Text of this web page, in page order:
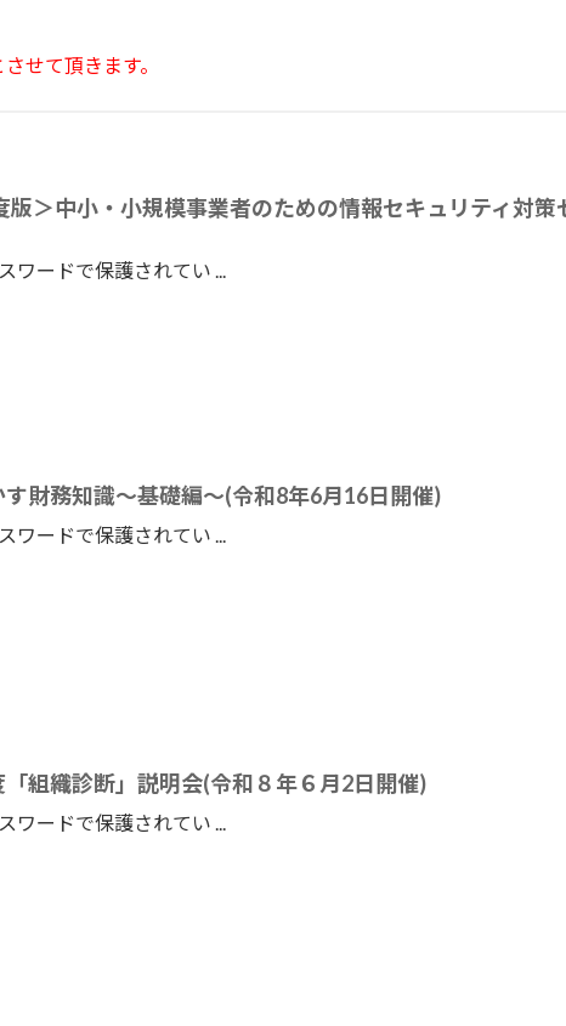
せて頂きます。
版＞中小・小規模事業者のための情報セキュリティ対
ワードで保護されてい ...
財務知識～基礎編～(令和8年6月16日開催)
ワードで保護されてい ...
組織診断」説明会(令和８年６月2日開催)
ワードで保護されてい ...